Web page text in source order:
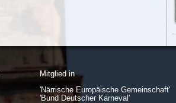
Mitglied in
'Närrische Europäische Gemeinschaft'
'Bund Deutscher Karneval'